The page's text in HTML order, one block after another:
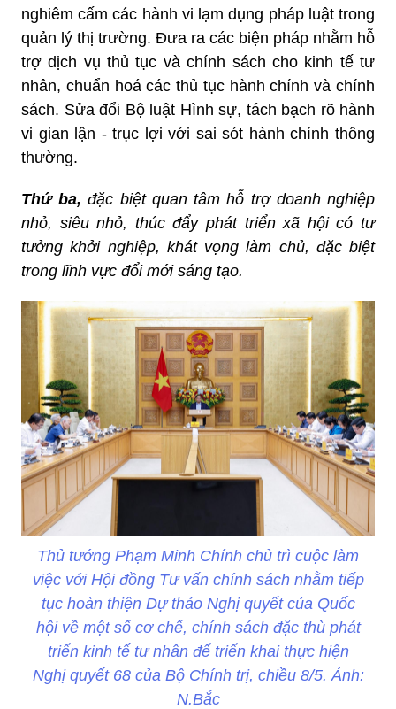
nghiêm cấm các hành vi lạm dụng pháp luật trong
quản lý thị trường. Đưa ra các biện pháp nhằm hỗ
trợ dịch vụ thủ tục và chính sách cho kinh tế tư
nhân, chuẩn hoá các thủ tục hành chính và chính
sách. Sửa đổi Bộ luật Hình sự, tách bạch rõ hành
vi gian lận - trục lợi với sai sót hành chính thông
thường.
Thứ ba,đặc biệt quan tâm hỗ trợ doanh nghiệp
nhỏ, siêu nhỏ, thúc đẩy phát triển xã hội có tư
tưởng khởi nghiệp, khát vọng làm chủ, đặc biệt
trong lĩnh vực đổi mới sáng tạo.
Thủ tướng Phạm Minh Chính chủ trì cuộc làm
việc với Hội đồng Tư vấn chính sách nhằm tiếp
tục hoàn thiện Dự thảo Nghị quyết của Quốc
hội về một số cơ chế, chính sách đặc thù phát
triển kinh tế tư nhân để triển khai thực hiện
Nghị quyết 68 của Bộ Chính trị, chiều 8/5. Ảnh:
N.Bắc